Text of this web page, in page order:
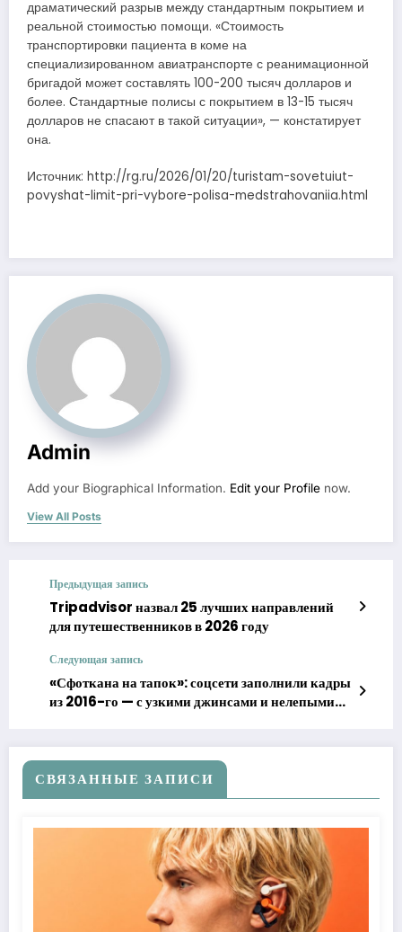
драматический разрыв между стандартным покрытием и
реальной стоимостью помощи. «Стоимость
транспортировки пациента в коме на
специализированном авиатранспорте с реанимационной
бригадой может составлять 100-200 тысяч долларов и
более. Стандартные полисы с покрытием в 13-15 тысяч
долларов не спасают в такой ситуации», — констатирует
она.
Источник: http://rg.ru/2026/01/20/turistam-sovetuiut-
povyshat-limit-pri-vybore-polisa-medstrahovaniia.html
Admin
Add your Biographical Information. Edit your Profile now.
View All Posts
Предыдущая запись
Tripadvisor назвал 25 лучших направлений
для путешественников в 2026 году
Следующая запись
«Сфоткана на тапок»: соцсети заполнили кадры
из 2016-го — с узкими джинсами и нелепыми
СВЯЗАННЫЕ ЗАПИСИ